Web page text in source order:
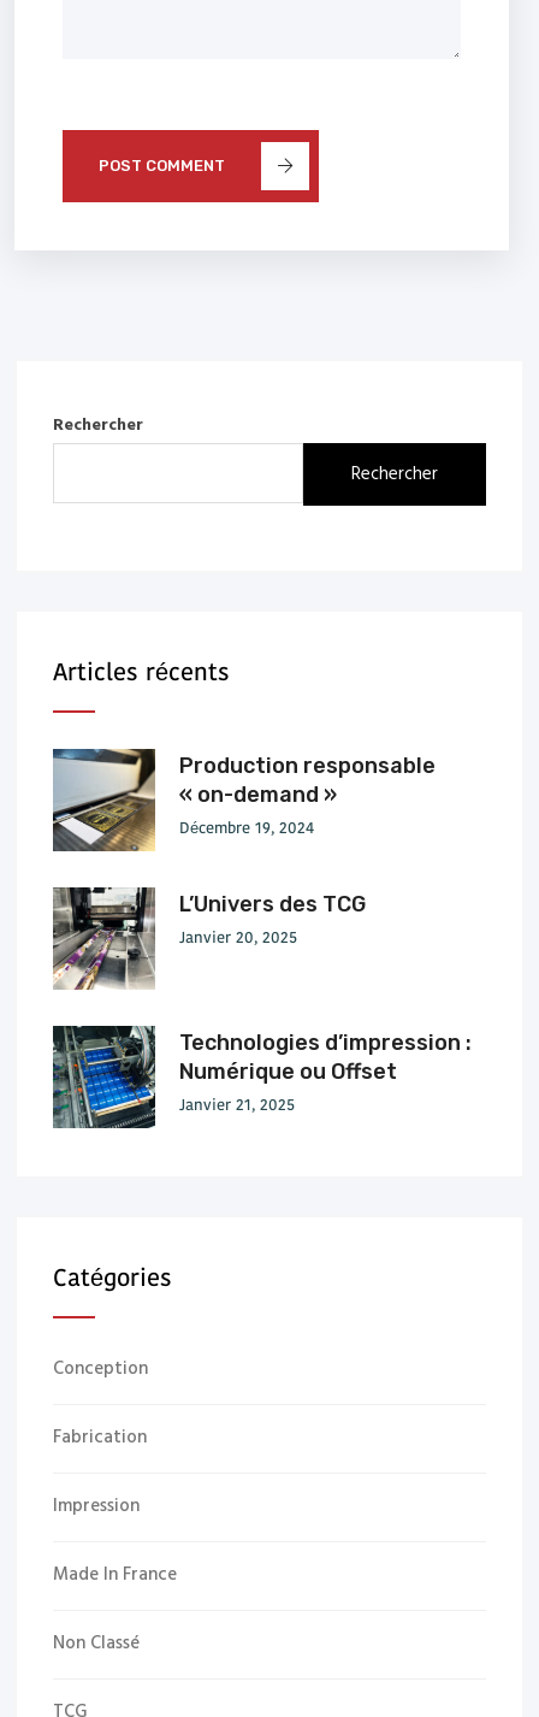
POST COMMENT
Rechercher
Rechercher
Articles récents
Production responsable
« on-demand »
Décembre 19, 2024
L’Univers des TCG
Janvier 20, 2025
Technologies d’impression :
Numérique ou Offset
Janvier 21, 2025
Catégories
Conception
Fabrication
Impression
Made In France
Non Classé